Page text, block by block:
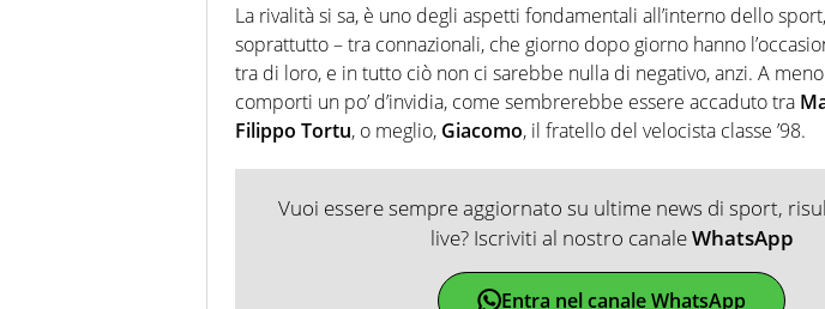
La rivalità si sa, è uno degli aspetti fondamentali all’interno dello
soprattutto – tra connazionali, che giorno dopo giorno hanno
tra di loro, e in tutto ciò non ci sarebbe nulla di negativo, anzi. A
comporti un po’ d’invidia, come sembrerebbe essere accaduto tra
Filippo Tortu, o meglio, Giacomo, il fratello del velocista classe ’98.
Vuoi essere sempre aggiornato su ultime news di sport,
live? Iscriviti al nostro canaleWhatsApp
Entra nel canale WhatsApp